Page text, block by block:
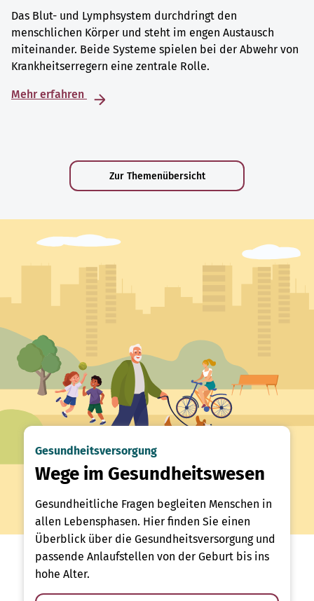
Das Blut- und Lymphsystem durchdringt den
menschlichen Körper und steht im engen Austausch
miteinander. Beide Systeme spielen bei der Abwehr von
Krankheitserregern eine zentrale Rolle.
Mehr erfahren
Zur Themenübersicht
Gesundheitsversorgung
Wege im Gesundheitswesen
Gesundheitliche Fragen begleiten Menschen in
allen Lebensphasen. Hier finden Sie einen
Überblick über die Gesundheitsversorgung und
passende Anlaufstellen von der Geburt bis ins
hohe Alter.